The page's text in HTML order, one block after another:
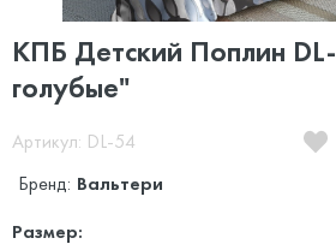
КПБ Детский Поплин
голубые"
Артикул: DL-54
Бренд: Вальтери
Размер: